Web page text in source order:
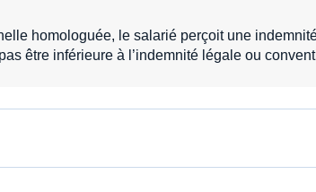
homologuée, le salarié perçoit une
être inférieure à l’indemnité légale ou